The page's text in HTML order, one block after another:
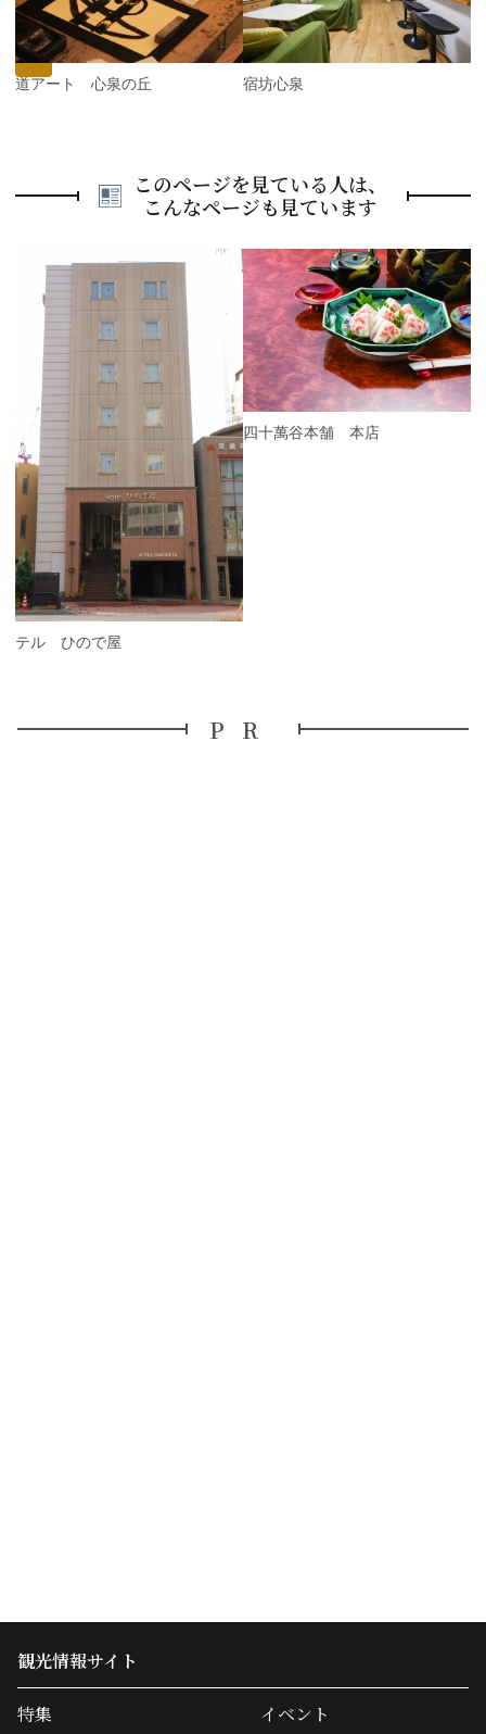
o
u
s
書道アート 心泉の丘 宿坊心泉
t
このページを見ている人は、
こんなページも見ています
ホテル ひので屋
四十萬谷本舗 本店
N
e
x
t
PR
観光情報サイト
特集
イベント